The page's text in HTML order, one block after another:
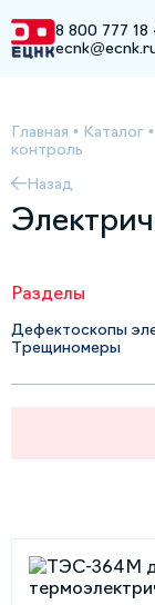
8 800 777 18
Главная • Каталог •
контроль
Назад
Разделы
Дефектоскопы
Трещиномеры